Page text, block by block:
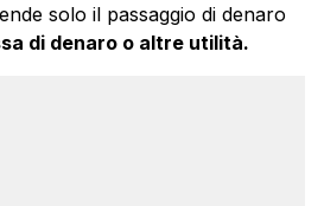
solo il passaggio di denaro
di denaro o altre utilità.